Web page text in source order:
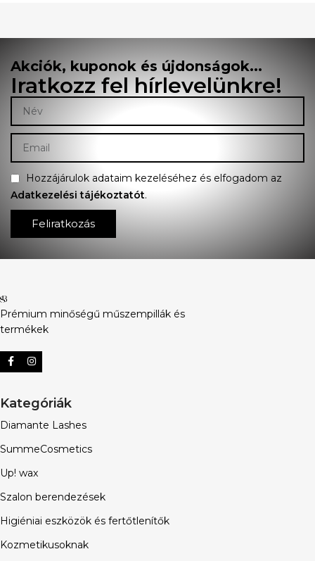
Akciók, kuponok és újdonságok...
Iratkozz fel hírlevelünkre!
Hozzájárulok adataim kezeléséhez és elfogadom az
Adatkezelési tájékoztatót.
Feliratkozás
Prémium minőségű műszempillák és
termékek
Kategóriák
Diamante Lashes
SummeCosmetics
Up! wax
Szalon berendezések
Higiéniai eszközök és fertőtlenítők
Kozmetikusoknak